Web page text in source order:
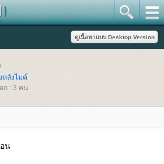
ลังไมค์
ก : 3 คน
น